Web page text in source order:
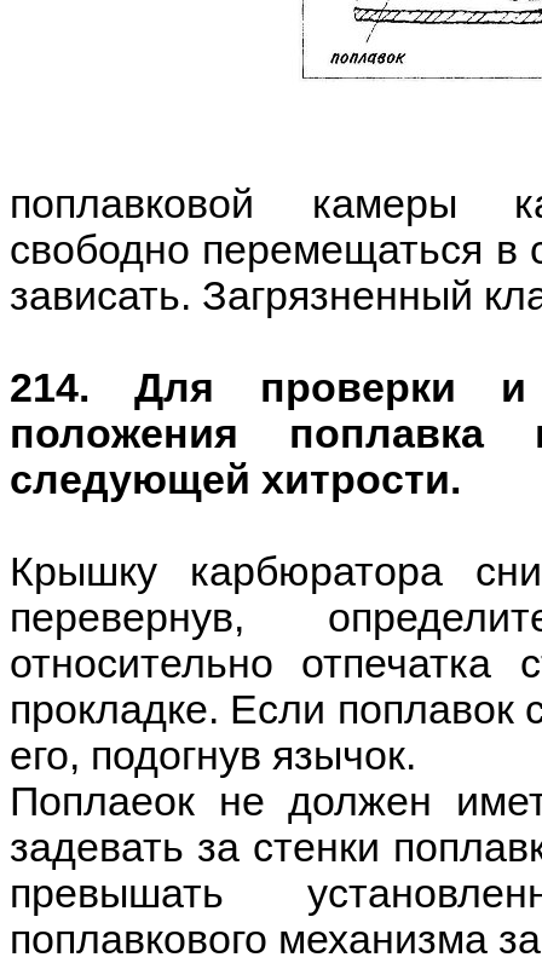
поплавковой камеры
свободно перемещаться в
зависать. Загрязненный
214. Для проверки и
положения
следующей хитрости.
Крышку карбюратора
перевернув,
относительно
прокладке. Если поплавок
его, подогнув язычок.
Поплаеок не должен
задевать за стенки
превышать
поплавкового механизма